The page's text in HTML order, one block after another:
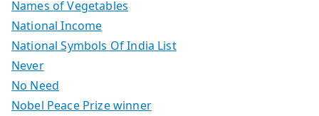
Names of Vegetables
National Income
National Symbols Of India List
Never
No Need
Nobel Peace Prize winner